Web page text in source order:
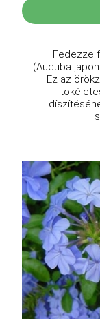
Fedezze
(Aucuba
Ez az